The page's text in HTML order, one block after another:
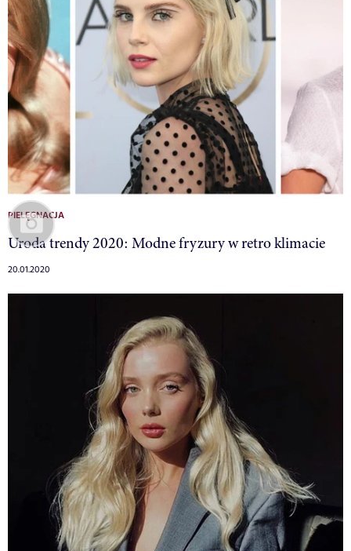
PIELĘGNACJA
Uroda trendy 2020: Modne fryzury w retro klimacie
20.01.2020